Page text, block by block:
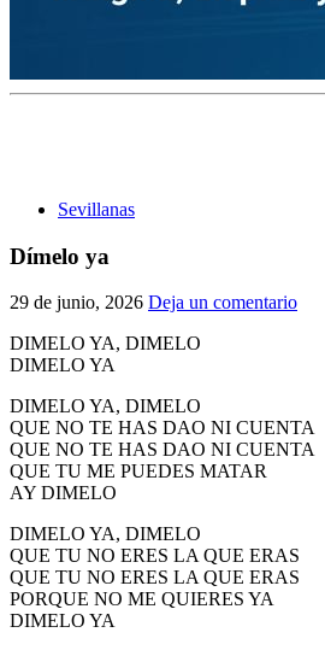
Sevillanas
Dímelo ya
29 de junio, 2026 Deja un comentario
DIMELO YA, DIMELO
DIMELO YA
DIMELO YA, DIMELO
QUE NO TE HAS DAO NI CUENTA
QUE NO TE HAS DAO NI CUENTA
QUE TU ME PUEDES MATAR
AY DIMELO
DIMELO YA, DIMELO
QUE TU NO ERES LA QUE ERAS
QUE TU NO ERES LA QUE ERAS
PORQUE NO ME QUIERES YA
DIMELO YA
¿Cuándo se construyó la primera
El traslado cada siete años
Rocío?
Quiero hacer el camino,¿que tengo